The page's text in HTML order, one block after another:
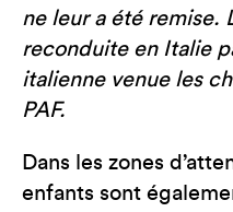
ne leur a été remise.
reconduite en Italie
italienne venue les
PAF.
Dans les zones
enfants sont